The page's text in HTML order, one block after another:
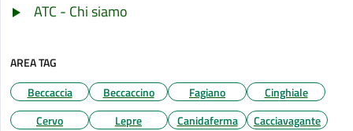
ATC - Chi siamo
AREA TAG
Beccaccia
Beccaccino Fagiano
Cinghiale
Cervo
Lepre Canidaferma
Cacciavagante